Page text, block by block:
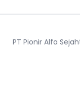
PT Pionir Alfa